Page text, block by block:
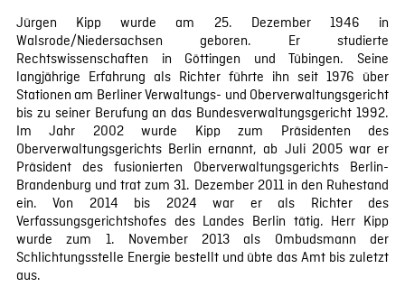
Jürgen Kipp wurde am 25. Dezember 1946 in
Walsrode/Niedersachsen geboren. Er studierte
Rechtswissenschaften in Göttingen und Tübingen. Seine
langjährige Erfahrung als Richter führte ihn seit 1976 über
Stationen am Berliner Verwaltungs- und Oberverwaltungsgericht
bis zu seiner Berufung an das Bundesverwaltungsgericht 1992.
Im Jahr 2002 wurde Kipp zum Präsidenten des
Oberverwaltungsgerichts Berlin ernannt, ab Juli 2005 war er
Präsident des fusionierten Oberverwaltungsgerichts Berlin-
Brandenburg und trat zum 31. Dezember 2011 in den Ruhestand
ein. Von 2014 bis 2024 war er als Richter des
Verfassungsgerichtshofes des Landes Berlin tätig. Herr Kipp
wurde zum 1. November 2013 als Ombudsmann der
Schlichtungsstelle Energie bestellt und übte das Amt bis zuletzt
aus.